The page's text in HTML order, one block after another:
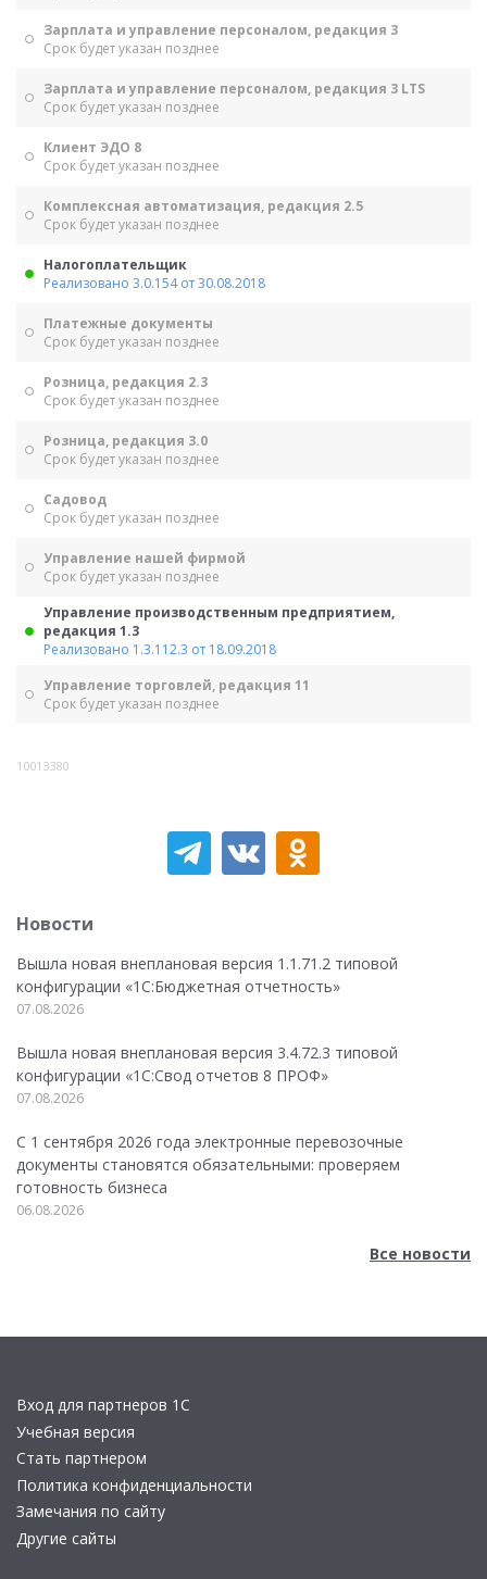
Зарплата и управление персоналом, редакция 3
Срок будет указан позднее
Зарплата и управление персоналом, редакция 3 LTS
Срок будет указан позднее
Клиент ЭДО 8
Срок будет указан позднее
Комплексная автоматизация, редакция 2.5
Срок будет указан позднее
Налогоплательщик
Реализовано 3.0.154 от 30.08.2018
Платежные документы
Срок будет указан позднее
Розница, редакция 2.3
Срок будет указан позднее
Розница, редакция 3.0
Срок будет указан позднее
Садовод
Срок будет указан позднее
Управление нашей фирмой
Срок будет указан позднее
Управление производственным предприятием,
редакция 1.3
Реализовано 1.3.112.3 от 18.09.2018
Управление торговлей, редакция 11
Срок будет указан позднее
10013380
Новости
Вышла новая внеплановая версия 1.1.71.2 типовой
конфигурации «1C:Бюджетная отчетность»
07.08.2026
Вышла новая внеплановая версия 3.4.72.3 типовой
конфигурации «1C:Свод отчетов 8 ПРОФ»
07.08.2026
С 1 сентября 2026 года электронные перевозочные
документы становятся обязательными: проверяем
готовность бизнеса
06.08.2026
Все новости
Вход для партнеров 1С
Учебная версия
Стать партнером
Политика конфиденциальности
Замечания по сайту
Другие сайты